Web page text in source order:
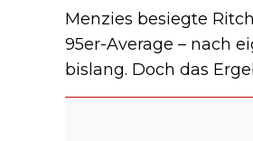
Menzies besiegte
95er-Average – nach
bislang. Doch das